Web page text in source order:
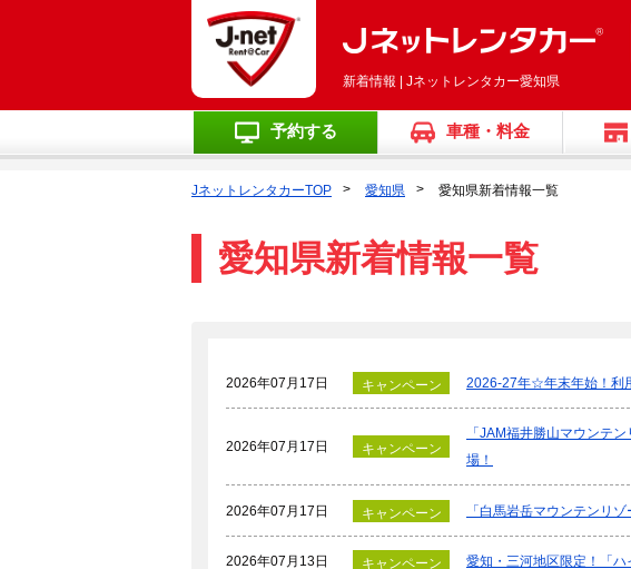
新着情報 | Jネットレンタカー愛知県
予約する 車種・料金
JネットレンタカーTOP 愛知県 愛知県新着情報一覧
愛知県新着情報一覧
2026年07月17日 キャンペーン 2026-27年☆年末年始！利
2026年07月17日 キャンペーン
「JAM福井勝山マウンテ
場！
2026年07月17日 キャンペーン 「白馬岩岳マウンテンリ
2026年07月13日 キャンペーン 愛知・三河地区限定！「ハ